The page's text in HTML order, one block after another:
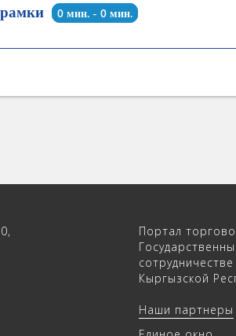
рамки 0 мин. - 0 мин.
Портал
Кыргызской
Наши партнеры